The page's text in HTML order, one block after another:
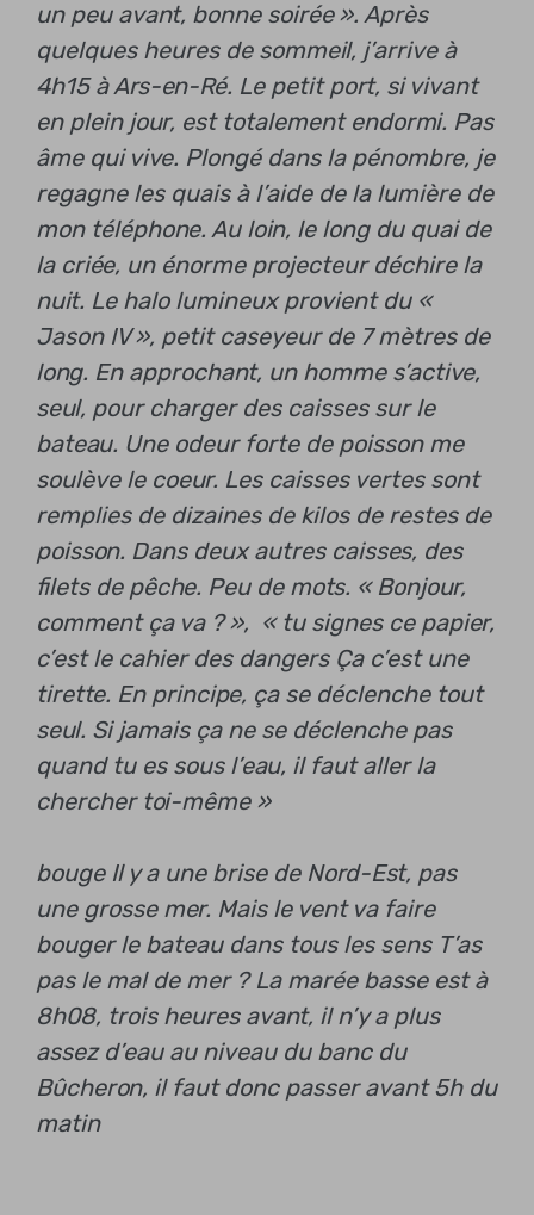
un peu avant, bonne soirée ». Après
quelques heures de sommeil, j’arrive à
4h15 à Ars-en-Ré. Le petit port, si vivant
en plein jour, est totalement endormi. Pas
âme qui vive. Plongé dans la pénombre, je
regagne les quais à l’aide de la lumière de
mon téléphone. Au loin, le long du quai de
la criée, un énorme projecteur déchire la
nuit. Le halo lumineux provient du «
Jason IV », petit caseyeur de 7 mètres de
long. En approchant, un homme s’active,
seul, pour charger des caisses sur le
bateau. Une odeur forte de poisson me
soulève le coeur. Les caisses vertes sont
remplies de dizaines de kilos de restes de
poisson. Dans deux autres caisses, des
filets de pêche. Peu de mots. « Bonjour,
comment ça va ? », « tu signes ce papier,
c’est le cahier des dangersÇa c’est une
tirette. En principe, ça se déclenche tout
seul. Si jamais ça ne se déclenche pas
quand tu es sous l’eau, il faut aller la
chercher toi-même »
bougeIl y a une brise de Nord-Est, pas
une grosse mer. Mais le vent va faire
bouger le bateau dans tous les sensT’as
pas le mal de mer ?La marée basse est à
8h08, trois heures avant, il n’y a plus
assez d’eau au niveau du banc du
Bûcheron, il faut donc passer avant 5h du
matin